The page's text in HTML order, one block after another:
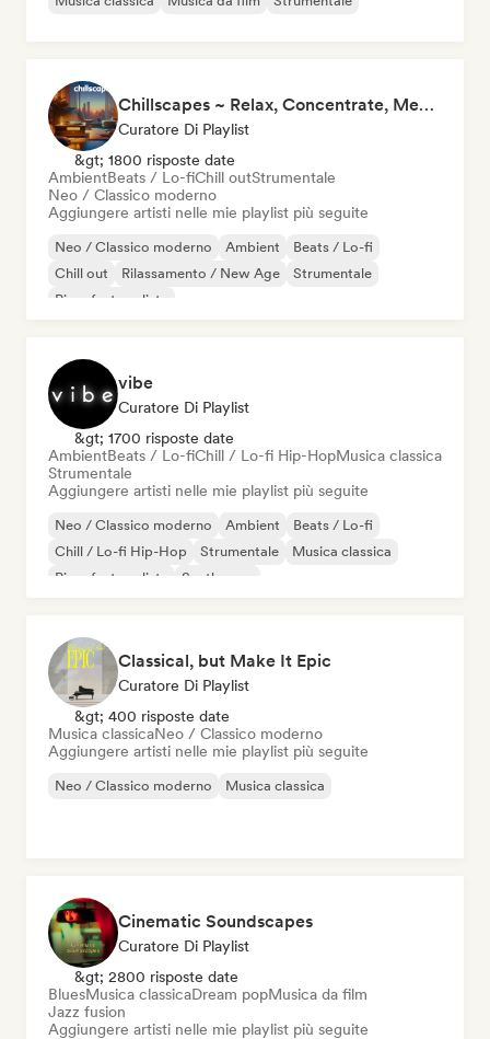
Chillscapes ~ Relax, Concentrate, Meditate, Sleep, Dream
Curatore Di Playlist
&gt; 1800 risposte date
AmbientBeats / Lo-fiChill outStrumentale
Neo / Classico moderno
Aggiungere artisti nelle mie playlist più seguite
Neo / Classico moderno Ambient
Beats / Lo-fi
Chill out
Rilassamento / New Age
Strumentale
Pianoforte solista
vibe
Curatore Di Playlist
&gt; 1700 risposte date
AmbientBeats / Lo-fiChill / Lo-fi Hip-HopMusica classica
Strumentale
Aggiungere artisti nelle mie playlist più seguite
Neo / Classico moderno Ambient
Beats / Lo-fi
Chill / Lo-fi Hip-Hop
Strumentale
Musica classica
Pianoforte solista
Synthwave
Classical, but Make It Epic
Curatore Di Playlist
&gt; 400 risposte date
Musica classicaNeo / Classico moderno
Aggiungere artisti nelle mie playlist più seguite
Neo / Classico moderno Musica classica
Cinematic Soundscapes
Curatore Di Playlist
&gt; 2800 risposte date
BluesMusica classicaDream popMusica da film
Jazz fusion
Aggiungere artisti nelle mie playlist più seguite